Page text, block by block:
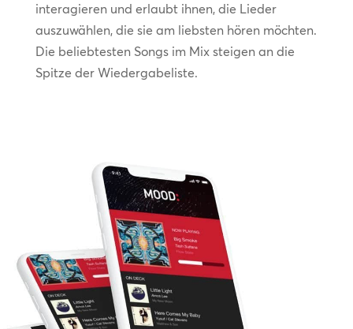
interagieren und erlaubt ihnen, die Lieder
auszuwählen, die sie am liebsten hören möchten.
Die beliebtesten Songs im Mix steigen an die
Spitze der Wiedergabeliste.